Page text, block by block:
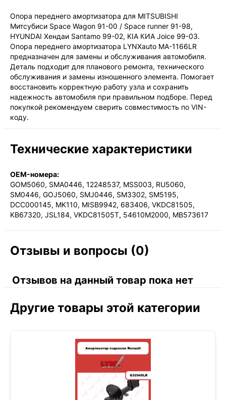
СДЭК — Курьер
1-3 дня, от 385 ₽
Опора переднего амортизатора для MITSUBISHI
Митсубиси Space Wagon 91-00 / Space runner 91-98,
HYUNDAI Хендаи Santamo 99-02, KIA КИА Joice 99-03.
Опора переднего амортизатора LYNXauto MA-1166LR
предназначен для замены и обслуживания автомобиля.
Деталь подходит для планового ремонта, технического
обслуживания и замены изношенного элемента. Помогает
восстановить корректную работу узла и сохранить
надежность автомобиля при правильном подборе. Перед
покупкой рекомендуем сверить совместимость по VIN-
коду.
Технические характеристики
OEM-номера:
GOM5060, SMA0446, 12248537, MSS003, RU5060,
SM0446, GOJ5060, SMJ0446, SM3302, SM5195,
DCC000145, MK110, MISB9942, 683406, VKDC81505,
KB67320, JSL184, VKDC81505T, 54610M2000, MB573617
Отзывы и вопросы (0)
Отзывов на данный товар пока нет
Другие товары этой категории